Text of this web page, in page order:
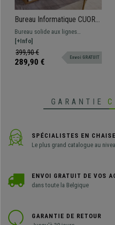
Bureau Informatique CUORE,
Design Exclusif,
120x60x95cm, Avec
Étagères, Couleur Chêne et
Blanc
Bureau solide aux lignes
modernes et exclusives, fabriqué
avec des matériaux de qualité et
un design unique en son genre.
[+Info]
399,90 €
289,90 € Envoi GRATUIT
GARANTIE
SPÉCIALISTES EN
Le plus grand catalogue au
ENVOI GRATUIT DE VOS
dans toute la Belgique
GARANTIE DE RETOUR